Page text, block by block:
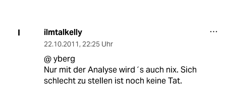
I ilmtalkelly
22.10.2011, 22:25 Uhr
@ yberg
Nur mit der Analyse wird´s auch nix. Sich
schlecht zu stellen ist noch keine Tat.